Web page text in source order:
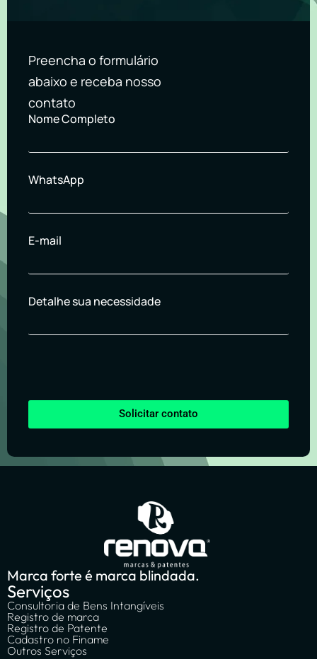
Preencha o formulário
abaixo e receba nosso
contato
Nome Completo
WhatsApp
E-mail
Detalhe sua necessidade
Solicitar contato
Marca forte é marca blindada.
Serviços
Consultoria de Bens Intangíveis
Registro de marca
Registro de Patente
Cadastro no Finame
Outros Serviços